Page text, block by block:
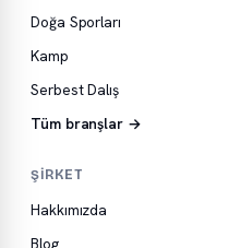
Doğa Sporları
Kamp
Serbest Dalış
Tüm branşlar →
ŞIRKET
Hakkımızda
Blog